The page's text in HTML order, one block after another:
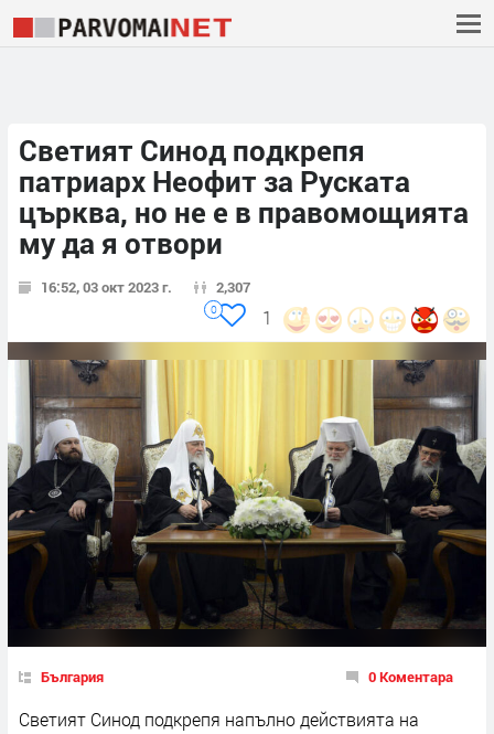
Светият Синод подкрепя
патриарх Неофит за Руската
църква, но не е в правомощията
му да я отвори
16:52, 03 окт 2023 г. 2,307
1
0
България 0 Коментара
Светият Синод подкрепя напълно действията на